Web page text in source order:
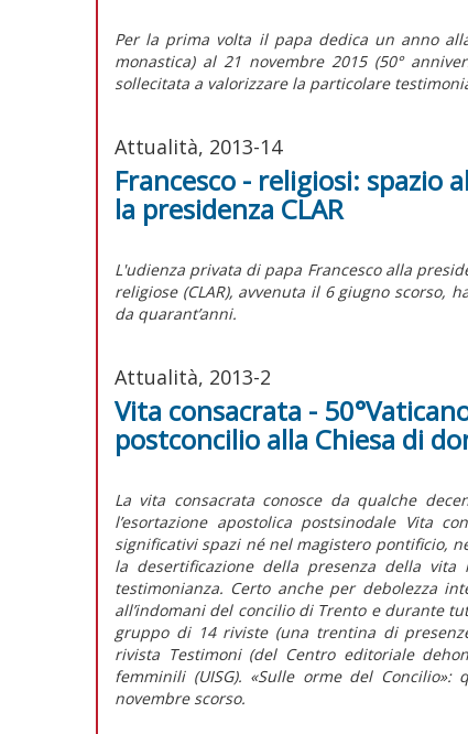
Per la prima volta il papa dedica un anno
monastica) al 21 novembre 2015 (50°
sollecitata a valorizzare la particolare
Attualità, 2013-14
Francesco - religiosi: spazio
la presidenza CLAR
L'udienza privata di papa Francesco alla
religiose (CLAR), avvenuta il 6 giugno scorso,
da quarant’anni.
Attualità, 2013-2
Vita consacrata -
postconcilio alla Chiesa di
La vita consacrata conosce da qualche
l’esortazione apostolica postsinodale Vita
significativi spazi né nel magistero pontificio,
la desertificazione della presenza della
testimonianza. Certo anche per debolezza
all’indomani del concilio di Trento e durante
gruppo di 14 riviste (una trentina di
rivista Testimoni (del Centro editoriale
femminili (UISG). «Sulle orme del
novembre scorso.